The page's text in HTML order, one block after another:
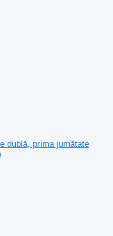
dublă, prima jumătate